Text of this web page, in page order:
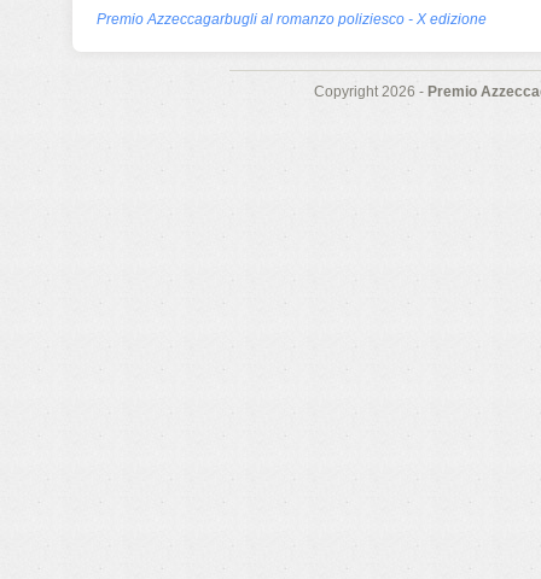
Premio Azzeccagarbugli al romanzo poliziesco - X edizione
Copyright 2026 - Premio